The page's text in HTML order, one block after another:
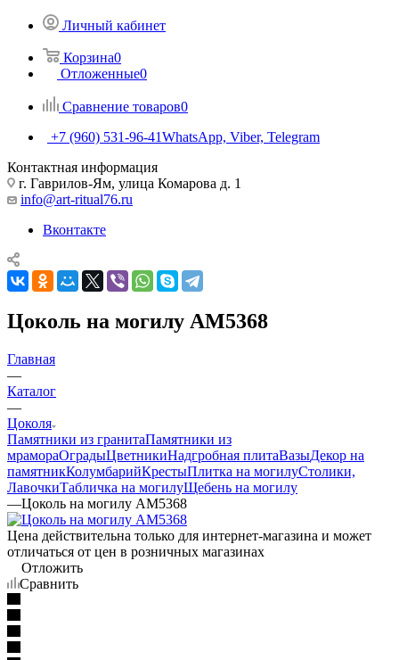
Личный кабинет
Корзина0
Отложенные0
Сравнение товаров0
+7 (960) 531-96-41WhatsApp, Viber, Telegram
Контактная информация
г. Гаврилов-Ям, улица Комарова д. 1
info@art-ritual76.ru
Вконтакте
Цоколь на могилу AM5368
Главная
—
Каталог
—
Цоколя
Памятники из гранитаПамятники из
мрамораОградыЦветникиНадгробная плитаВазыДекор на
памятникКолумбарийКрестыПлитка на могилуСтолики,
ЛавочкиТабличка на могилуЩебень на могилу
—Цоколь на могилу AM5368
Цена действительна только для интернет-магазина и может
отличаться от цен в розничных магазинах
Отложить
Сравнить